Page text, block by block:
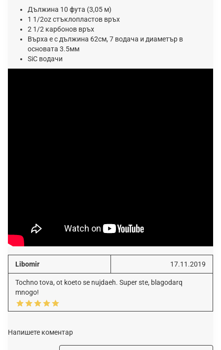
Дължина 10 фута (3,05 м)
1 1/2oz стъклопластов връх
2 1/2 карбонов връх
Върха е с дължина 62см, 7 водача и диаметър в
основата 3.5мм
SiC водачи
Libomir 17.11.2019
Tochno tova, ot koeto se nujdaeh. Super ste, blagodarq
mnogo!
Напишете коментар